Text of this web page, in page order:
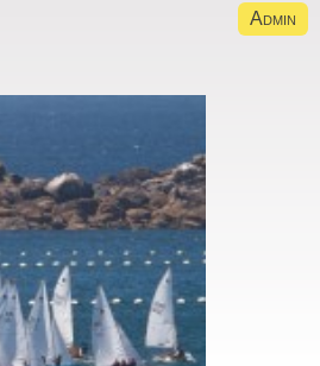
Admin